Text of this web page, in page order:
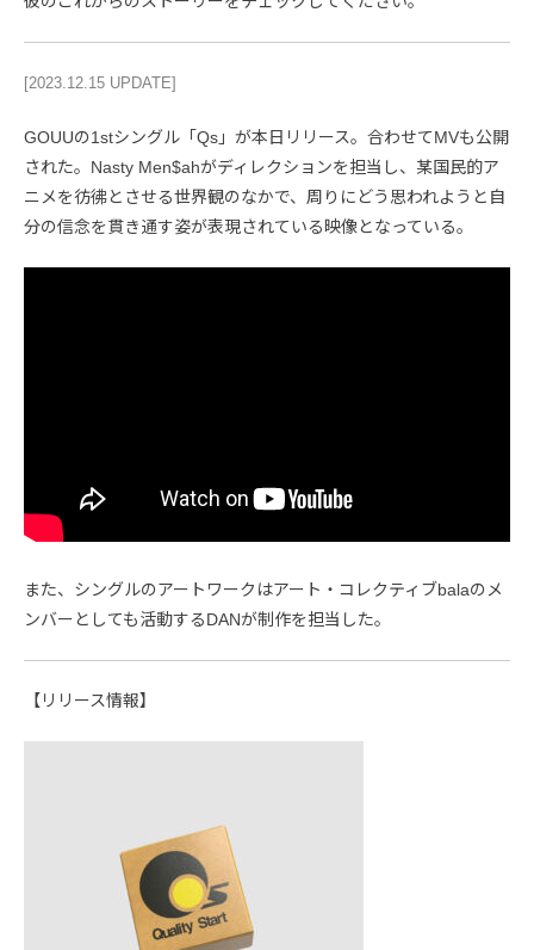
[2023.12.15 UPDATE]
GOUUの1stシングル「Qs」が本日リリース。合わせてMVも公開
された。Nasty Men$ahがディレクションを担当し、某国民的ア
ニメを彷彿とさせる世界観のなかで、周りにどう思われようと自
分の信念を貫き通す姿が表現されている映像となっている。
また、シングルのアートワークはアート・コレクティブbalaのメ
ンバーとしても活動するDANが制作を担当した。
【リリース情報】